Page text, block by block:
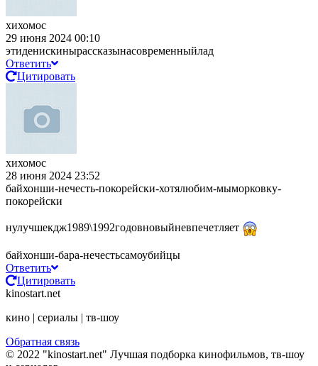
хихомос
29 июня 2024 00:10
этиденискинырассказынасовременныйлад
Ответить
Цитировать
хихомос
28 июня 2024 23:52
байхонши-нечесть-покорейски-хотялюбим-мыморковку-
покорейски
нулучшекдж1989\1992годовновыйневпечетляет
байхонши-бара-нечестьсамоубийцы
Ответить
Цитировать
kinostart.net
кино | сериалы | тв-шоу
Обратная связь
© 2022 "kinostart.net" Лучшая подборка кинофильмов, тв-шоу